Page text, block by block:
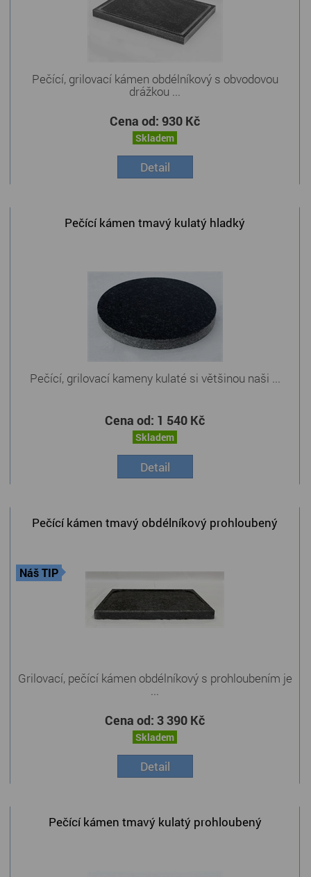
Pečící, grilovací kámen obdélníkový s obvodovou
drážkou ...
Cena od: 930 Kč
Skladem
Detail
Pečící kámen tmavý kulatý hladký
Pečící, grilovací kameny kulaté si většinou naši ...
Cena od: 1 540 Kč
Skladem
Detail
Pečící kámen tmavý obdélníkový prohloubený
Náš TIP
Grilovací, pečící kámen obdélníkový s prohloubením je
...
Cena od: 3 390 Kč
Skladem
Detail
Pečící kámen tmavý kulatý prohloubený